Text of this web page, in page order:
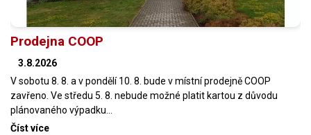
Prodejna COOP
3.8.2026
V sobotu 8. 8. a v pondělí 10. 8. bude v místní prodejně COOP
zavřeno. Ve středu 5. 8. nebude možné platit kartou z důvodu
plánovaného výpadku…
Číst více